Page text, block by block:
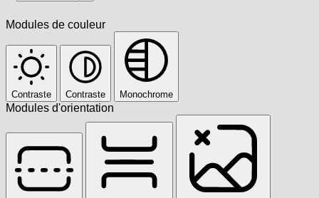
Modules de couleur
Contraste Contraste Monochrome
Modules d'orientation